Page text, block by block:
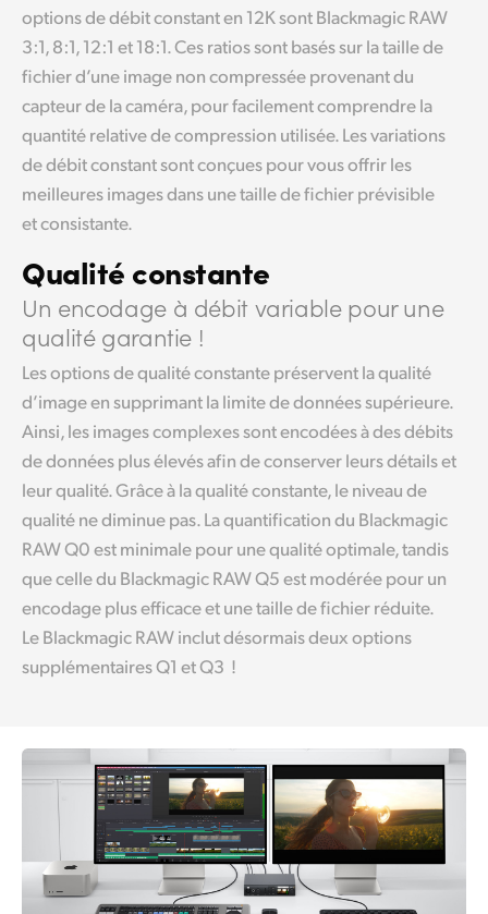
options de débit constant en 12K sont Blackmagic RAW
3:1, 8:1, 12:1 et 18:1. Ces ratios sont basés sur la taille de
fichier d’une image non compressée provenant du
capteur de la caméra, pour facilement comprendre la
quantité relative de compression utilisée. Les variations
de débit constant sont conçues pour vous offrir les
meilleures images dans une taille de fichier prévisible
et consistante.
Qualité constante
Un encodage à débit variable pour une
qualité garantie !
Les options de qualité constante préservent la qualité
d’image en supprimant la limite de données supérieure.
Ainsi, les images complexes sont encodées à des débits
de données plus élevés afin de conserver leurs détails et
leur qualité. Grâce à la qualité constante, le niveau de
qualité ne diminue pas. La quantification du Blackmagic
RAW Q0 est minimale pour une qualité optimale, tandis
que celle du Blackmagic RAW Q5 est modérée pour un
encodage plus efficace et une taille de fichier réduite.
Le Blackmagic RAW inclut désormais deux options
supplémentaires Q1 et Q3 !